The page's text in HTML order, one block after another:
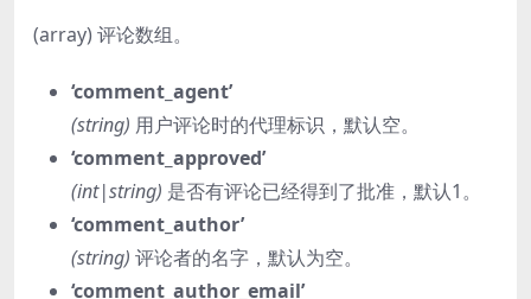
(array) 评论数组。
‘comment_agent’
(string) 用户评论时的代理标识，默认空。
‘comment_approved’
(int|string) 是否有评论已经得到了批准，默认1。
‘comment_author’
(string) 评论者的名字，默认为空。
‘comment_author_email’